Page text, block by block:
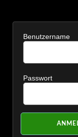
Benutzername
Passwort